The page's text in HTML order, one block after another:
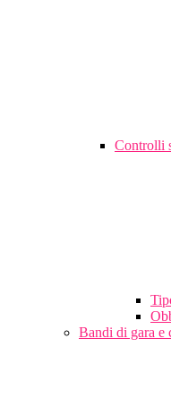
Controlli
Bandi di gara e